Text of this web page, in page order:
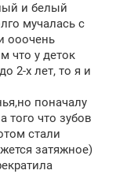
и белый
мучалась с
ооочень
что у деток
2-х лет, то я и
поначалу
того что зубов
стали
затяжное)